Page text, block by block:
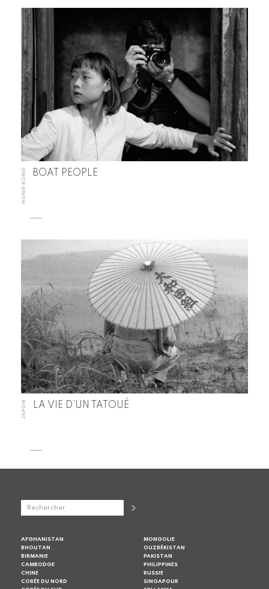
HONG KONG BOAT PEOPLE
JAPON LA VIE D’UN TATOUÉ
AFGHANISTAN
BHOUTAN
BIRMANIE
CAMBODGE
CHINE
CORÉE DU NORD
MONGOLIE
OUZBÉKISTAN
PAKISTAN
PHILIPPINES
RUSSIE
SINGAPOUR